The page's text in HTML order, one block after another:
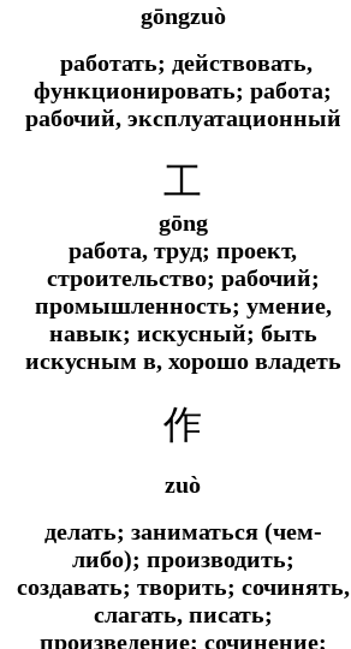
gōngzuò
работать; действовать,
функционировать; работа;
рабочий, эксплуатационный
工
gōng
работа, труд; проект,
строительство; рабочий;
промышленность; умение,
навык; искусный; быть
искусным в, хорошо владеть
作
zuò
делать; заниматься (чем-
либо); производить;
создавать; творить; сочинять,
слагать, писать;
произведение; сочинение;